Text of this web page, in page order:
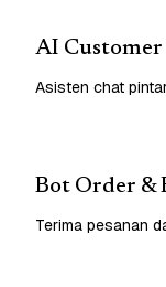
AI Customer
Asisten chat
Bot Order &
Terima pesanan